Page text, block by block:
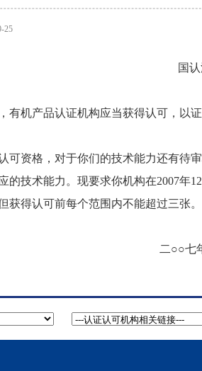
25
国认
机产品认证机构应当获得认可，以
资格，对于你们的技术能力还有待
技术能力。现要求你机构在2007年
得认可前每个范围内不能超过三张。
二○○七年